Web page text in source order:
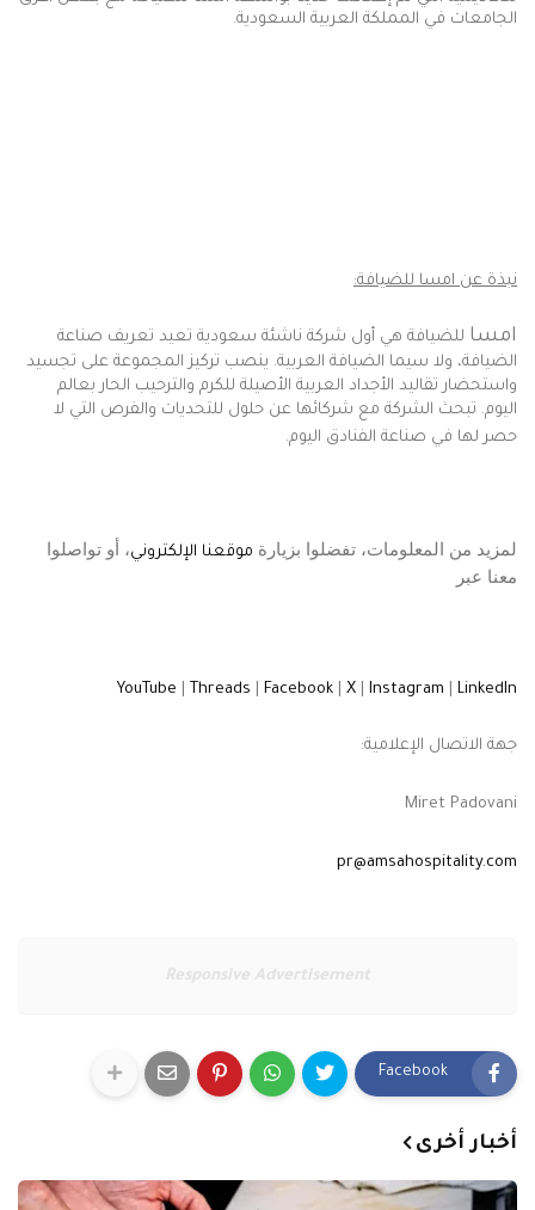
الجامعات في المملكة العربية السعودية.
نبذة عن امسا للضيافة:
امسا للضيافة هي أول شركة ناشئة سعودية تعيد تعريف صناعة
الضيافة، ولا سيما الضيافة العربية. ينصب تركيز المجموعة على تجسيد
واستحضار تقاليد الأجداد العربية الأصيلة للكرم والترحيب الحار بعالم
اليوم. تبحث الشركة مع شركائها عن حلول للتحديات والفرص التي لا
حصر لها في صناعة الفنادق اليوم.
لمزيد من المعلومات، تفضلوا بزيارة موقعنا الإلكتروني، أو تواصلوا
معنا عبر
LinkedIn
Instagram
X
Facebook
Threads
YouTube
جهة الاتصال الإعلامية:
Miret Padovani
pr@amsahospitality.com
Responsive Advertisement
Facebook
أخبار أخرى